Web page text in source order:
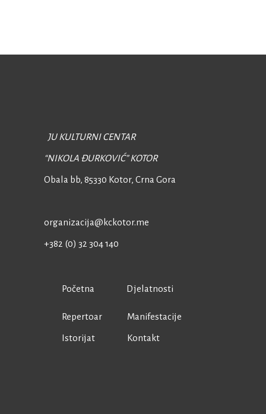
JU KULTURNI CENTAR
“NIKOLA ĐURKOVIĆ” KOTOR
Obala bb, 85330 Kotor, Crna Gora
organizacija@kckotor.me
+382 (0) 32 304 140
Početna Djelatnosti
Repertoar Manifestacije
Istorijat Kontakt